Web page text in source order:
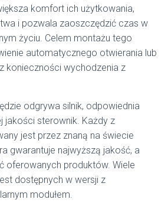
C
Ę
komfort ich użytkowania,
i pozwala zaoszczędzić czas w
życiu. Celem montażu tego
automatycznego otwierania lub
konieczności wychodzenia z
odgrywa silnik, odpowiednia
jakości sterownik. Każdy z
jest przez znaną na świecie
gwarantuje najwyższą jakość, a
oferowanych produktów. Wiele
dostępnych w wersji z
modułem.